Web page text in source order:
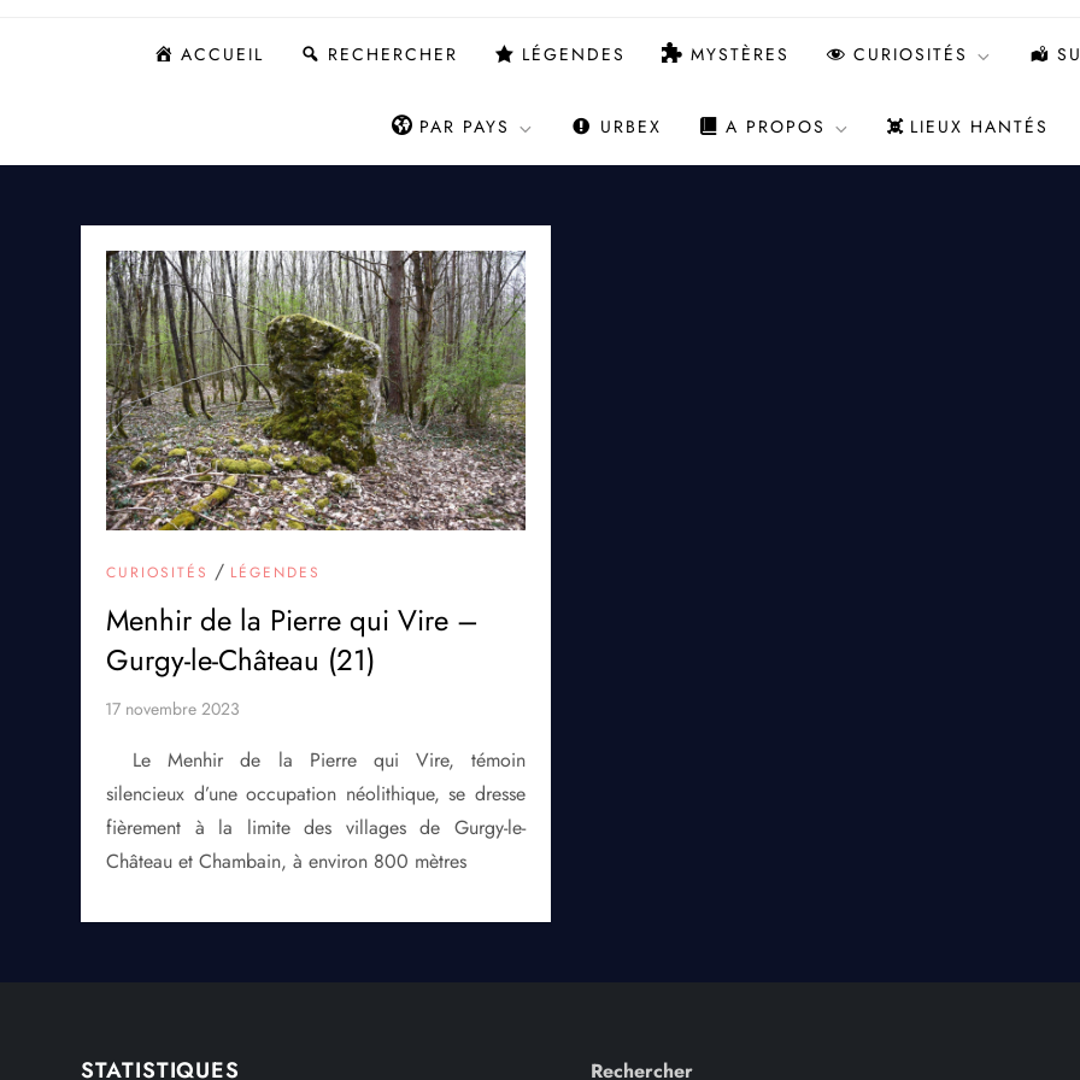
ACCUEIL RECHERCHER LÉGENDES MYSTÈRES CURIOSITÉS
PAR PAYS URBEX A PROPOS LIEUX HANTÉS
CURIOSITÉS / LÉGENDES
Menhir de la Pierre qui Vire –
Gurgy-le-Château (21)
Le Menhir de la Pierre qui Vire, témoin
silencieux d’une occupation néolithique, se dresse
fièrement à la limite des villages de Gurgy-le-
Château et Chambain, à environ 800 mètres
STATISTIQUES Rechercher